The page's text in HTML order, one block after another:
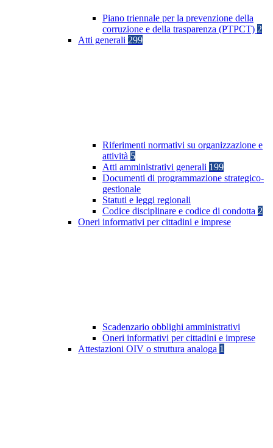
Piano triennale per la prevenzione della
corruzione e della trasparenza (PTPCT) 2
Atti generali 299
Riferimenti normativi su organizzazione e
attività 5
Atti amministrativi generali 199
Documenti di programmazione strategico-
gestionale
Statuti e leggi regionali
Codice disciplinare e codice di condotta 2
Oneri informativi per cittadini e imprese
Scadenzario obblighi amministrativi
Oneri informativi per cittadini e imprese
Attestazioni OIV o struttura analoga 1